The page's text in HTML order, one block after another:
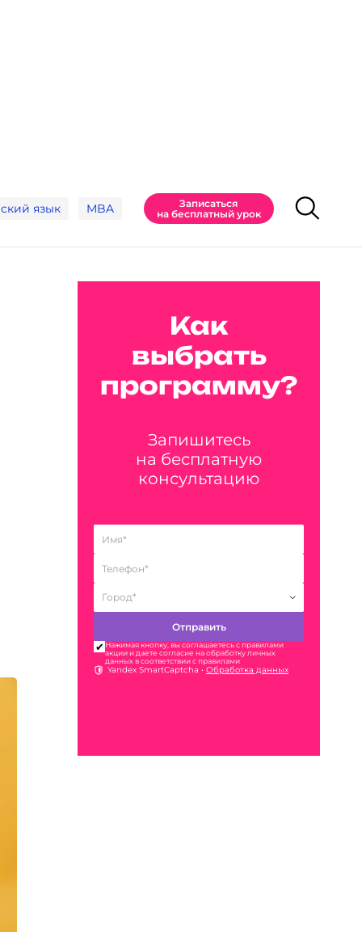
язык MBA
Записаться
на бесплатный урок
Как
выбрать
программу?
Запишитесь
на бесплатную
консультацию
Нажимая кнопку, вы соглашаетесь с правилами
акции и даете согласие на обработку личных
данных в соответствии с правилами
Yandex SmartCaptcha • Обработка данных